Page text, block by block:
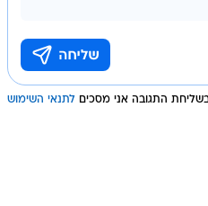
התגובה אני מסכים לתנאי השימוש